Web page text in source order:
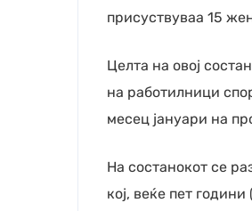
присуствуваа 15
Целта на овој
на работилници
месец јануари на
На состанокот се
кој, веќе пет